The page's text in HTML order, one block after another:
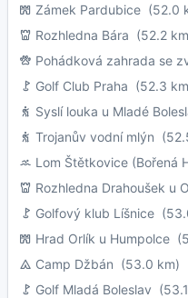
Zámek Pardubice (52.0
Rozhledna Bára (52.2
Pohádková zahrada se
Golf Club Praha (52.3
Syslí louka u Mladé
Trojanův vodní mlýn
Lom Štětkovice (Bořená
Rozhledna Drahoušek u
Golfový klub Líšnice
Hrad Orlík u Humpolce
Camp Džbán (53.0 km)
Golf Mladá Boleslav